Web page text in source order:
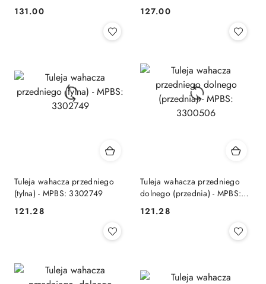
Cena:
131.00 Cena:
127.00
Tuleja wahacza przedniego
(tylna) - MPBS: 3302749
Cena:
121.28
Tuleja wahacza przedniego
dolnego (przednia) - MPBS:
Cena:
121.28